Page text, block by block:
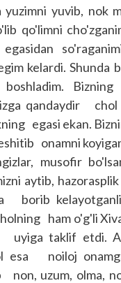
yuzimni yuvib, nok
qo'limni
kelardi. Shunda
boshladim.
qandaydir chol
egasi ekan.
onamni
musofir
aytib, hazorasplik
borib
ham o'g'li
uyiga taklif etdi.
esa noiloj
non, uzum, olma,